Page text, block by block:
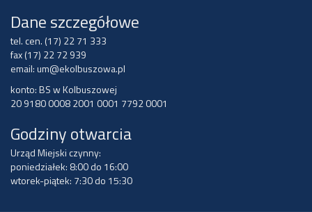
Dane szczegółowe
tel. cen. (17) 22 71 333
fax (17) 22 72 939
email:um@ekolbuszowa.pl
konto: BS w Kolbuszowej
20 9180 0008 2001 0001 7792 0001
Godziny otwarcia
Urząd Miejski czynny:
poniedziałek: 8:00 do 16:00
wtorek-piątek: 7:30 do 15:30